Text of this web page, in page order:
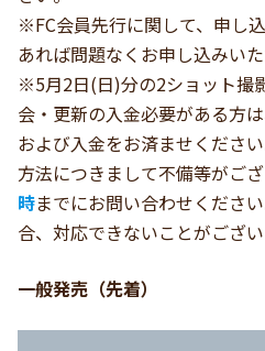
※FC会員先行に関して、申し
あれば問題なくお申し込みいた
※5月2日(日)分の2ショット撮
会・更新の入金必要がある方は
および入金をお済ませくださ
方法につきまして不備等がござ
時までにお問い合わせくださ
合、対応できないことがござい
一般発売（先着）